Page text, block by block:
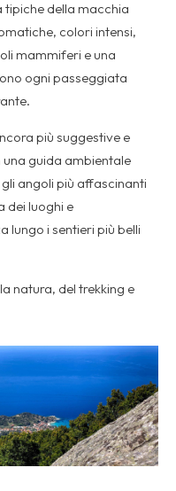
tipiche della macchia
colori intensi,
mammiferi e una
ogni passeggiata
più suggestive e
guida ambientale
angoli più affascinanti
dei luoghi e
lungo i sentieri più belli
natura, del trekking e